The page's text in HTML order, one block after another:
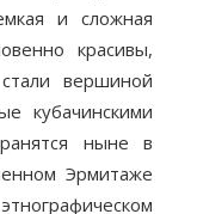
и сложная
красивы,
вершиной
кубачинскими
ныне в
Эрмитаже